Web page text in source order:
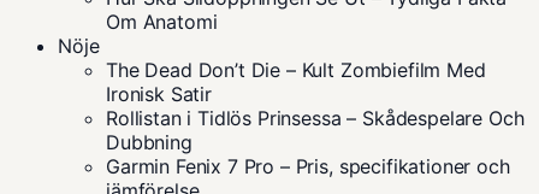
Om Anatomi
Nöje
The Dead Don’t Die – Kult Zombiefilm Med
Ironisk Satir
Rollistan i Tidlös Prinsessa – Skådespelare Och
Dubbning
Garmin Fenix 7 Pro – Pris, specifikationer och